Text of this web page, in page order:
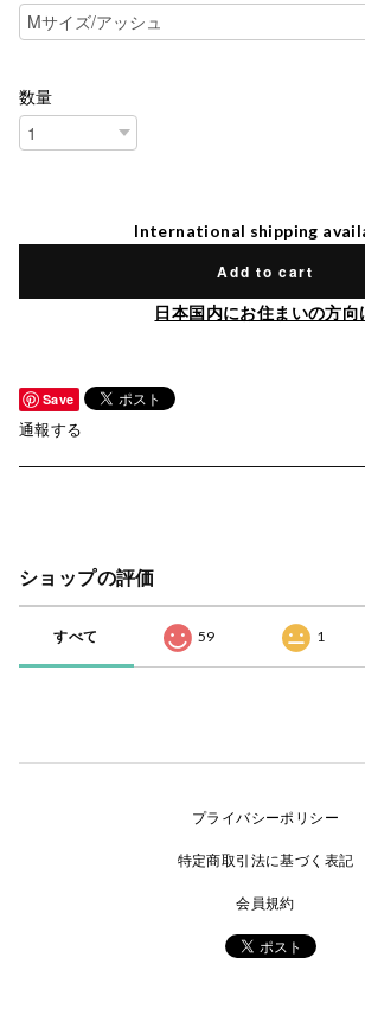
数量
International shipping
Add to cart
日本国内にお住まいの方向
Save
通報する
ショップの評価
すべて 59 1
プライバシーポリシー
特定商取引法に基づく表記
会員規約